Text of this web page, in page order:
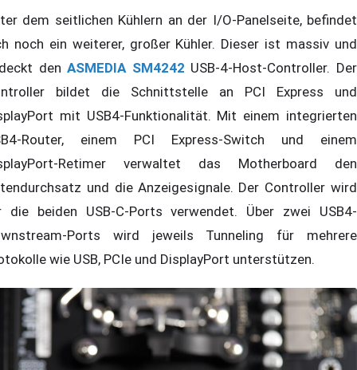
dem seitlichen Kühlern an der I/O-Panelseite, befindet
noch ein weiterer, großer Kühler. Dieser ist massiv und
denASMEDIA SM4242 USB-4-Host-Controller. Der
bildet die Schnittstelle an PCI Express und
mit USB4-Funktionalität. Mit einem integrierten
Router, einem PCI Express-Switch und einem
Retimer verwaltet das Motherboard den
und die Anzeigesignale. Der Controller wird
die beiden USB-C-Ports verwendet. Über zwei USB4-
Ports wird jeweils Tunneling für mehrere
wie USB, PCIe und DisplayPort unterstützen.